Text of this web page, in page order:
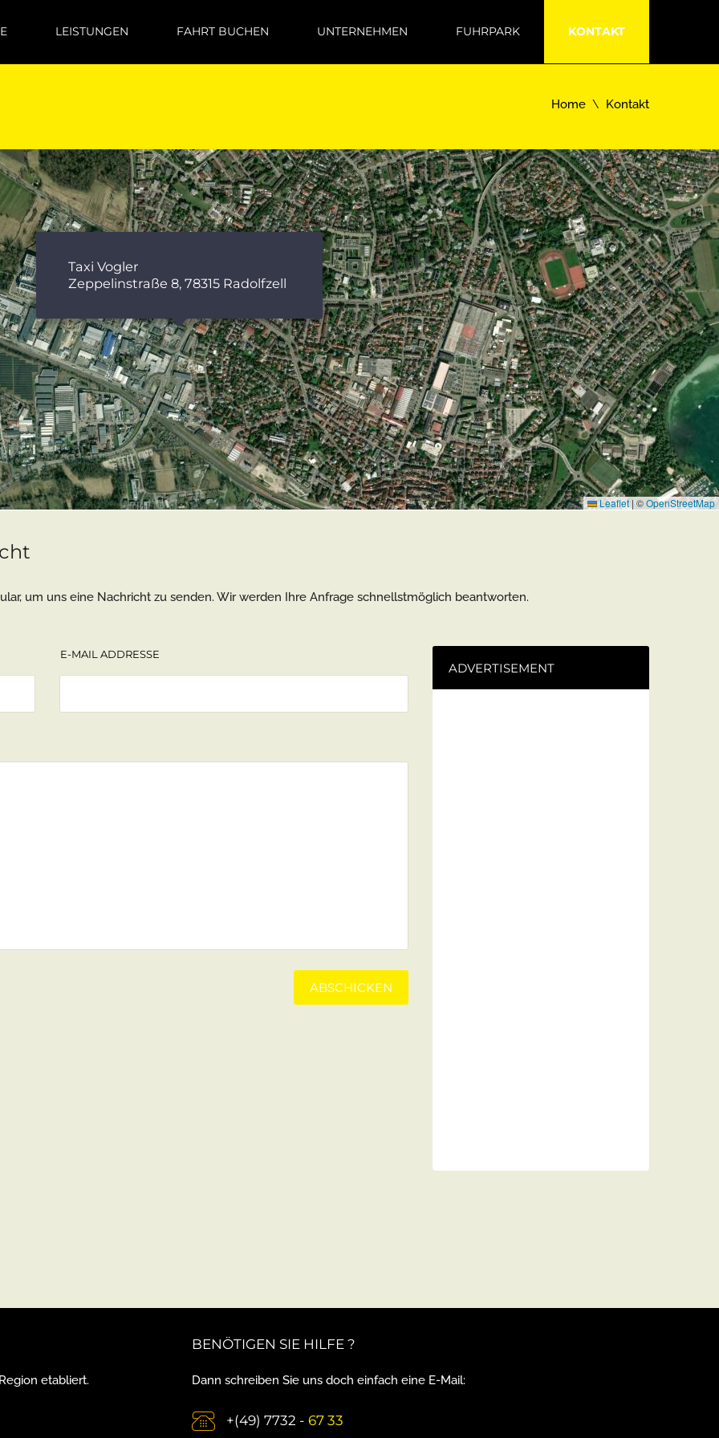
LEISTUNGEN FAHRT BUCHEN UNTERNEHMEN FUHRPARK KONTAKT
Home Kontakt
Taxi Vogler
Zeppelinstraße 8, 78315 Radolfzell
Leaflet | ©OpenStreetMap
um uns eine Nachricht zu senden. Wir werden Ihre Anfrage schnellstmöglich beantworten.
E-MAIL ADDRESSE
ADVERTISEMENT
etabliert.
BENÖTIGEN SIE HILFE ?
Dann schreiben Sie uns doch einfach eine E-Mail:
+(49) 7732 - 67 33